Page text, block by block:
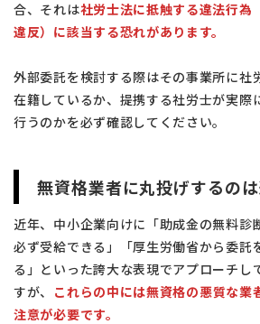
合、それは社労士法に抵触する違法行為
違反）に該当する恐れがあります。
外部委託を検討する際はその事業所に社
在籍しているか、提携する社労士が実際
行うのかを必ず確認してください。
無資格業者に丸投げするの
近年、中小企業向けに「助成金の無料診
必ず受給できる」「厚生労働省から委託
る」といった誇大な表現でアプローチし
すが、 これらの中には無資格の悪質な業
注意が必要です。